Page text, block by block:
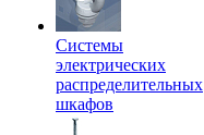
Системы
электрических
распределительных
шкафов